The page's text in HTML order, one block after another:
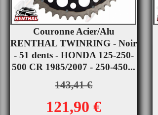
Couronne Acier/Alu
RENTHAL TWINRING - Noir
- 51 dents - HONDA 125-250-
500 CR 1985/2007 - 250-450...
143,41 €
121,90 €
Aperçu rapide